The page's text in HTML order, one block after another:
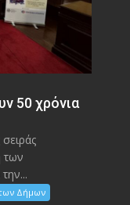
50 χρόνια
των
Δήμων